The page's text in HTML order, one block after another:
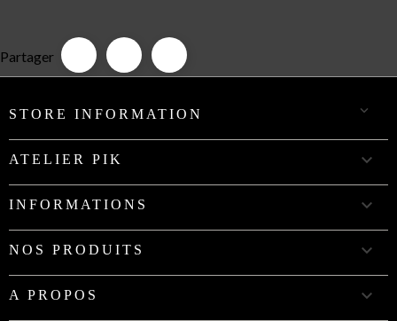
Partager
STORE INFORMATION 
ATELIER PIK 
INFORMATIONS 
NOS PRODUITS 
A PROPOS 